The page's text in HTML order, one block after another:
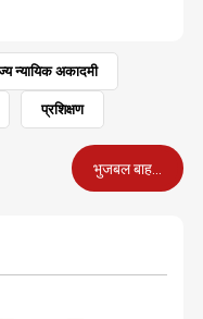
न्यायिक अकादमी
प्रशिक्षण